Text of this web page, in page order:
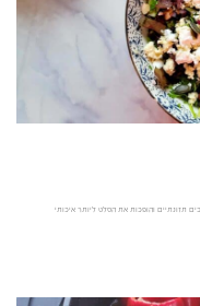
תזונתיים והופכות את הסלט ליותר איכותי